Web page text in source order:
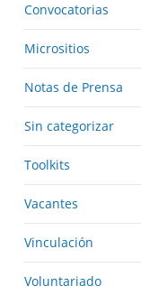
Convocatorias
Micrositios
Notas de Prensa
Sin categorizar
Toolkits
Vacantes
Vinculación
Voluntariado